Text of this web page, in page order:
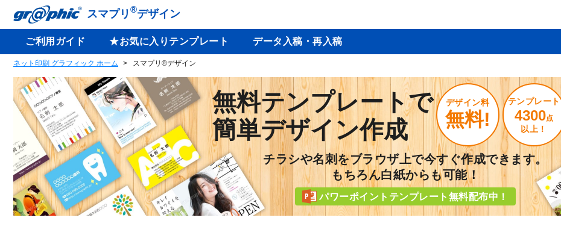
スマプリ ®デザイン
ご利用ガイド ★お気に入りテンプレート データ入稿・再入稿
ネット印刷 グラフィック ホーム スマプリ®デザイン
無料テンプレートで
簡単デザイン作成
デザイン料
無料!
テンプレート
4300点
以上！
チラシや名刺をブラウザ上で今すぐ作成できます。
もちろん白紙からも可能！
パワーポイントテンプレート無料配布中！